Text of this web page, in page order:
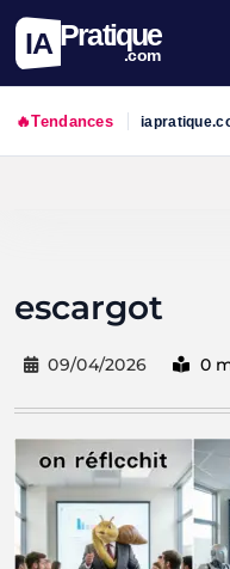
IA Pratique
.com
🔥Tendances
escargot
09/04/2026 0